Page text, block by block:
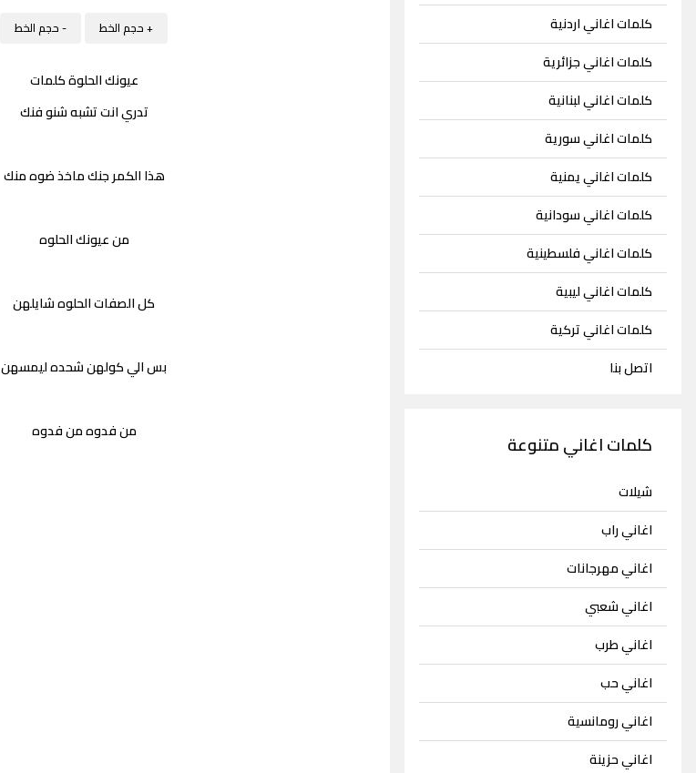
كلمات اغاني اردنية
كلمات اغاني جزائرية
كلمات اغاني لبنانية
كلمات اغاني سورية
كلمات اغاني يمنية
كلمات اغاني سودانية
كلمات اغاني فلسطينية
كلمات اغاني ليبية
كلمات اغاني تركية
اتصل بنا
كلمات اغاني متنوعة
شيلات
اغاني راب
اغاني مهرجانات
اغاني شعبي
اغاني طرب
اغاني حب
اغاني رومانسية
اغاني حزينة
+ حجم الخط - حجم الخط
عيونك الحلوة كلمات
تدري انت تشبه شنو فنك
هذا الكمر جنك ماخذ ضوه منك
من عيونك الحلوه
كل الصفات الحلوه شايلهن
بس الي كولهن شحده ليمسهن
من فدوه من فدوه